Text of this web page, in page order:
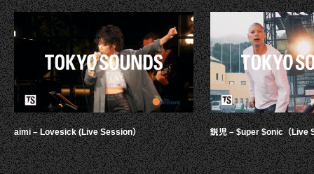
aimi – Lovesick (Live Session） 鋭児 – $uper $onic（Live